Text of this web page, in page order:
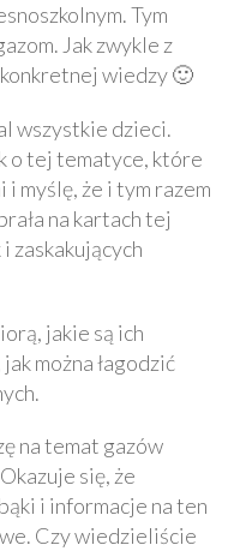
Tym
Jak zwykle z
wiedzy 🙂
wszystkie dzieci.
o tej tematyce, które
myślę, że i tym razem
na kartach tej
zaskakujących
jakie są ich
można łagodzić
na temat gazów
się, że
i informacje na ten
Czy wiedzieliście